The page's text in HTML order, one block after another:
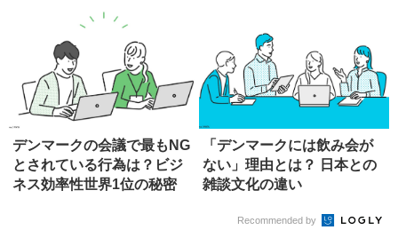
デンマークの会議で最もNG
とされている行為は？ビジ
ネス効率性世界1位の秘密
「デンマークには飲み会が
ない」理由とは？ 日本との
雑談文化の違い
Recommended by